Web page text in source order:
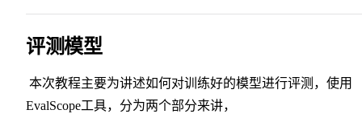
评测模型
​ 本次教程主要为讲述如何对训练好的模型进行评测，使用
EvalScope工具，分为两个部分来讲，